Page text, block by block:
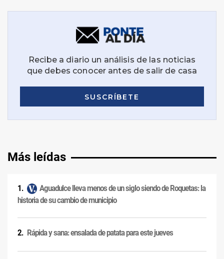
Más leídas
Aguadulce lleva menos de un siglo siendo de Roquetas: la
historia de su cambio de municipio
Rápida y sana: ensalada de patata para este jueves